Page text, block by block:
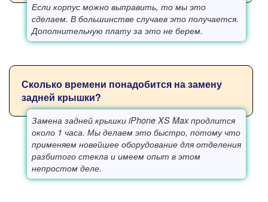
Если корпус можно выправить, то мы это
сделаем. В большинстве случаев это получается.
Дополнительную плату за это не берем.
Сколько времени понадобится на замену
задней крышки?
Замена задней крышки iPhone XS Max продлится
около 1 часа. Мы делаем это быстро, потому что
применяем новейшее оборудование для отделения
разбитого стекла и имеем опыт в этом
непростом деле.